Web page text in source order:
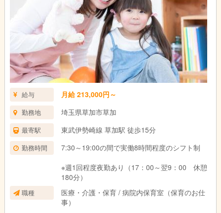
給与 月給 213,000円～
勤務地 埼玉県草加市草加
最寄駅 東武伊勢崎線 草加駅 徒歩15分
勤務時間
7:30～19:00の間で実働8時間程度のシフト制
※週1回程度夜勤あり（17：00～翌9：00 休憩
180分）
職種
医療・介護・保育 / 病院内保育室（保育のお仕
事）